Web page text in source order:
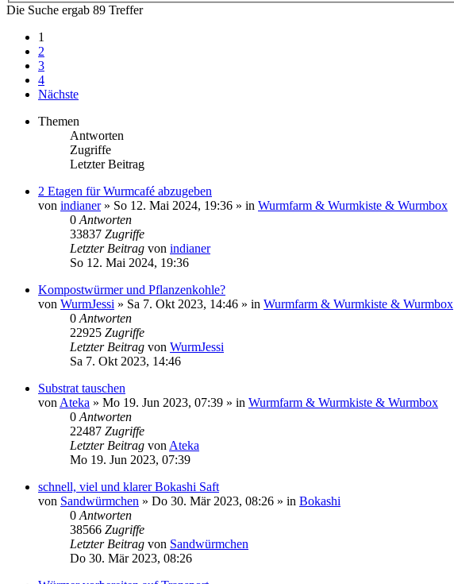
Die Suche ergab 89 Treffer
1
2
3
4
Nächste
Themen
Antworten
Zugriffe
Letzter Beitrag
2 Etagen für Wurmcafé abzugeben
von indianer» So 12. Mai 2024, 19:36 » in Wurmfarm & Wurmkiste & Wurmbox
0 Antworten
33837 Zugriffe
Letzter Beitrag von indianer
So 12. Mai 2024, 19:36
Kompostwürmer und Pflanzenkohle?
von WurmJessi » Sa 7. Okt 2023, 14:46 » in Wurmfarm & Wurmkiste & Wurmbox
0 Antworten
22925 Zugriffe
Letzter Beitrag von WurmJessi
Sa 7. Okt 2023, 14:46
Substrat tauschen
von Ateka » Mo 19. Jun 2023, 07:39 » in Wurmfarm & Wurmkiste & Wurmbox
0 Antworten
22487 Zugriffe
Letzter Beitrag von Ateka
Mo 19. Jun 2023, 07:39
schnell, viel und klarer Bokashi Saft
von Sandwürmchen » Do 30. Mär 2023, 08:26 » in Bokashi
0 Antworten
38566 Zugriffe
Letzter Beitrag von Sandwürmchen
Do 30. Mär 2023, 08:26